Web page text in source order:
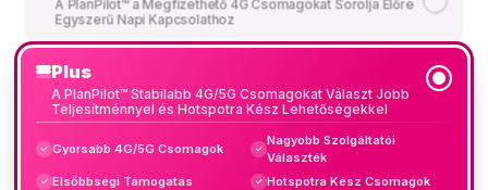
A PlanPilot™ a Megfizethető 4G Csomagokat Sorolja Előre
Egyszerű Napi Kapcsolathoz
Plus
A PlanPilot™ Stabilabb 4G/5G Csomagokat Választ Jobb
Teljesítménnyel és Hotspotra Kész Lehetőségekkel
✓ Gyorsabb 4G/5G Csomagok ✓
Nagyobb Szolgáltatói
Választék
✓ Elsőbbségi Támogatás ✓ Hotspotra Kész Csomagok